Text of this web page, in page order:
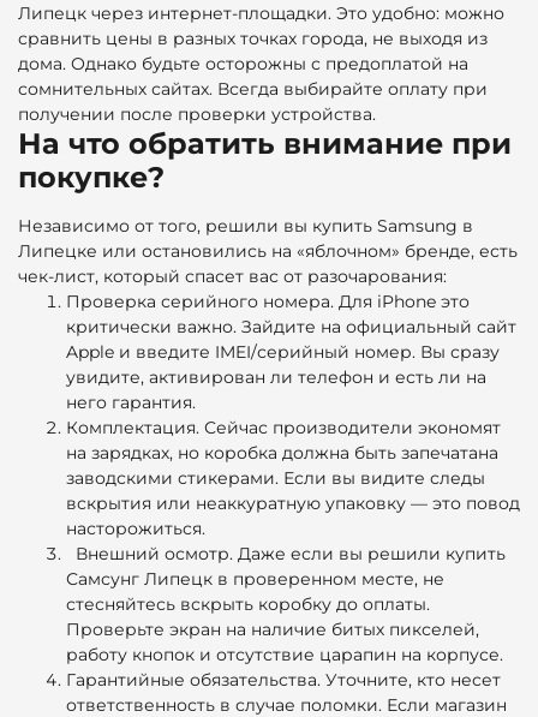
Липецк через интернет-площадки. Это удобно: можно
сравнить цены в разных точках города, не выходя из
дома. Однако будьте осторожны с предоплатой на
сомнительных сайтах. Всегда выбирайте оплату при
получении после проверки устройства.
На что обратить внимание при
покупке?
Независимо от того, решили вы купить Samsung в
Липецке или остановились на «яблочном» бренде, есть
чек-лист, который спасет вас от разочарования:
Проверка серийного номера. Для iPhone это
критически важно. Зайдите на официальный сайт
Apple и введите IMEI/серийный номер. Вы сразу
увидите, активирован ли телефон и есть ли на
него гарантия.
Комплектация. Сейчас производители экономят
на зарядках, но коробка должна быть запечатана
заводскими стикерами. Если вы видите следы
вскрытия или неаккуратную упаковку — это повод
насторожиться.
Внешний осмотр. Даже если вы решили купить
Самсунг Липецк в проверенном месте, не
стесняйтесь вскрыть коробку до оплаты.
Проверьте экран на наличие битых пикселей,
работу кнопок и отсутствие царапин на корпусе.
Гарантийные обязательства. Уточните, кто несет
ответственность в случае поломки. Если магазин